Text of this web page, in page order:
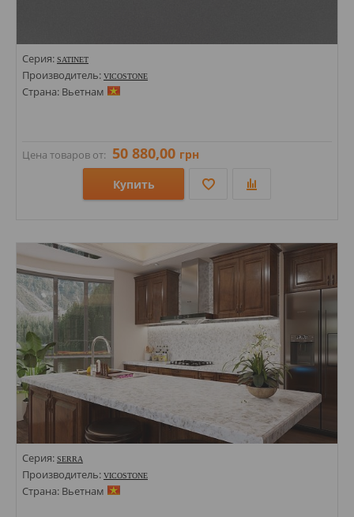
Серия: SATINET
Производитель: VICOSTONE
Страна: Вьетнам
Цена товаров от: 50 880,00 грн
Купить
Стили: Моноколор; Под бетон;
Цвета:
Серия: SERRA
Производитель: VICOSTONE
Страна: Вьетнам